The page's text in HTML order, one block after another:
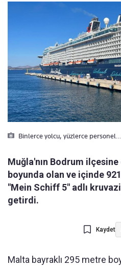
Binlerce yolcu, yüzlerce
Muğla'nın Bodrum
boyunda olan ve içinde
"Mein Schiff 5" adlı
getirdi.
Kaydet
Malta bayraklı 295 metre